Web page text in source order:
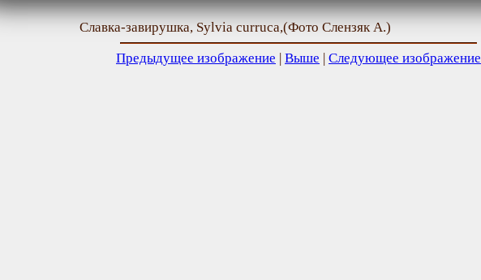
Славка-завирушка, Sylvia curruca,(Фото Слензяк А.)
Предыдущее изображение | Выше | Следующее изображение